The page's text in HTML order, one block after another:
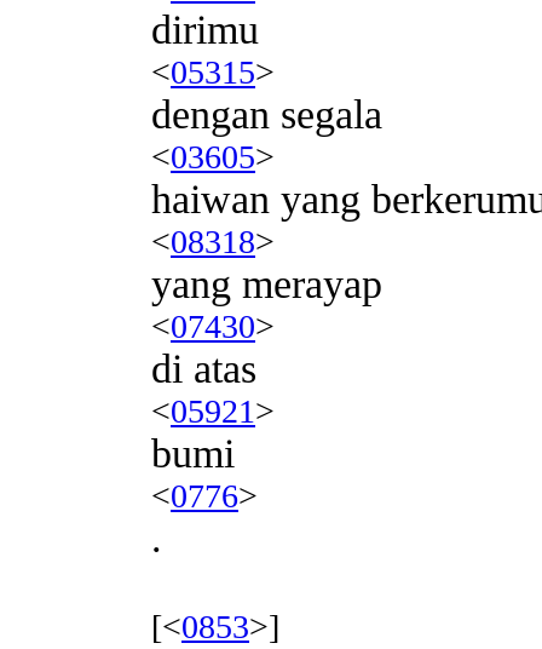
dirimu
<05315>
dengan segala
<03605>
haiwan yang
<08318>
yang merayap
<07430>
di atas
<05921>
bumi
<0776>
.
[<0853>]